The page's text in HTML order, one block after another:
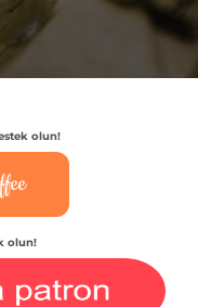
olun!
olun!